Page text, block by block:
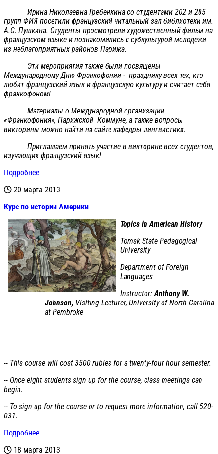
Ирина Николаевна Гребенкина со студентами 202 и 285
групп ФИЯ посетили французский читальный зал библиотеки им.
А.С. Пушкина. Студенты просмотрели художественный фильм на
французском языке и познакомились с субкультурой молодежи
из неблагоприятных районов Парижа.
Эти мероприятия также были посвящены
Международному Дню Франкофонии - празднику всех тех, кто
любит французский язык и французскую культуру и считает себя
франкофоном!
Материалы о Международной организации
«Франкофония», Парижской Коммуне, а также вопросы
викторины можно найти на сайте кафедры лингвистики.
Приглашаем принять участие в викторине всех студентов,
изучающих французский язык!
Подробнее
20 марта 2013
Курс по истории Америки
Topics in American History
Tomsk State Pedagogical
University
Department of Foreign
Languages
Instructor: Anthony W.
Johnson, Visiting Lecturer, University of North Carolina
at Pembroke
-- This course will cost 3500 rubles for a twenty-four hour semester.
-- Once eight students sign up for the course, class meetings can
begin.
-- To sign up for the course or to request more information, call 520-
031.
Подробнее
18 марта 2013